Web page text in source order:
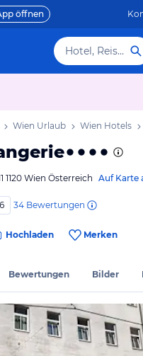
öffnen
Hotel, Reiseziel
Wien Urlaub Wien Hotels
1120 Wien Österreich Auf Karte
34 Bewertungen
Hochladen Merken
Bewertungen Bilder